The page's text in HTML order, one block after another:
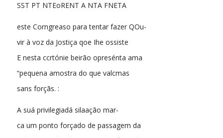
SST PT NTEoRENT A NTA FNETA
este Corngreaso para tentar fazer QOu-
vir à voz da Jostiça qoe Ihe ossiste
E nesta ccrtónie beirão opresénta ama
“pequena amostra do que valcmas
sans forçãs. :
A suá privilegiadá silaação mar-
ca um ponto forçado de passagem da